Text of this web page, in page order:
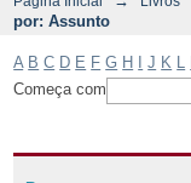
por: Assunto
A B C D E F G H J K
Começa com